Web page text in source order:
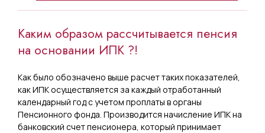
Каким образом рассчитывается пенсия
на основании ИПК ?!
Как было обозначено выше расчет таких показателей,
как ИПК осуществляется за каждый отработанный
календарный год с учетом проплаты в органы
Пенсионного фонда. Производится начисление ИПК на
банковский счет пенсионера, который принимает